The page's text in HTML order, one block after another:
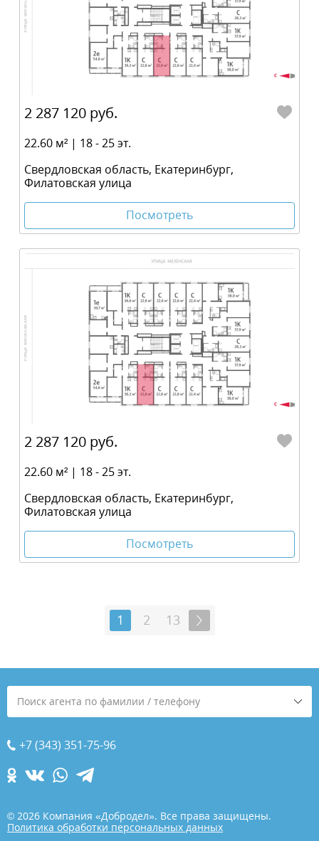
2 287 120 руб.
22.60 м² | 18 - 25 эт.
Свердловская область, Екатеринбург,
Филатовская улица
Посмотреть
2 287 120 руб.
22.60 м² | 18 - 25 эт.
Свердловская область, Екатеринбург,
Филатовская улица
Посмотреть
1 2 13
+7 (343) 351-75-96
Поиск агента по фамилии / телефону
© 2026 Компания «Добродел». Все права защищены.
Политика обработки персональных данных